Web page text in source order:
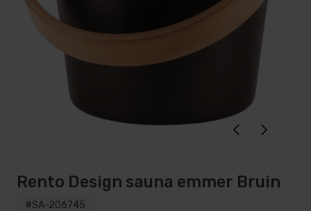
Rento Design sauna emmer Bruin
#SA-206745